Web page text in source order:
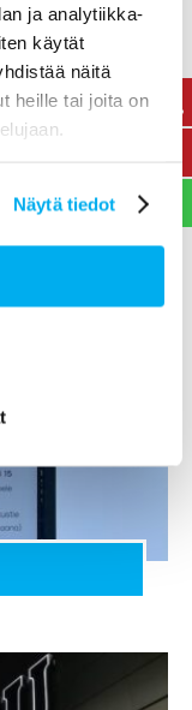
ja analytiikka-
käytät
näitä
heille tai joita on
Näytä tiedot